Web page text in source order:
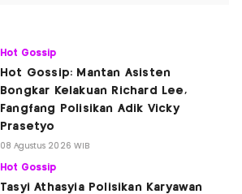
Hot Gossip
Hot Gossip: Mantan Asisten
Bongkar Kelakuan Richard Lee,
Fangfang Polisikan Adik Vicky
Prasetyo
08 Agustus 2026 WIB
Hot Gossip
Tasyi Athasyia Polisikan Karyawan